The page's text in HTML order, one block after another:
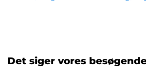
Det siger vores